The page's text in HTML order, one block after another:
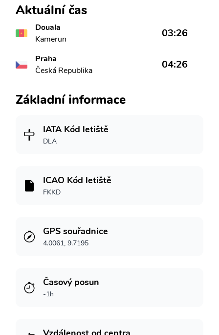
Aktuální čas
Douala
Kamerun
03:26
Praha
Česká Republika
04:26
Základní informace
IATA Kód letiště
DLA
ICAO Kód letiště
FKKD
GPS souřadnice
4.0061, 9.7195
Časový posun
-1h